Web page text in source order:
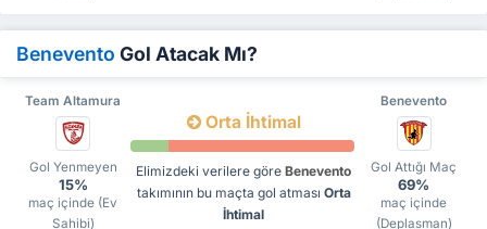
Benevento Gol Atacak Mı?
Team Altamura Benevento
Gol Yenmeyen
15%
maç içinde (Ev
Sahibi)
Orta İhtimal
Elimizdeki verilere göre Benevento
takımının bu maçta gol atması Orta
İhtimal
Gol Attığı Maç
69%
maç içinde
(Deplasman)